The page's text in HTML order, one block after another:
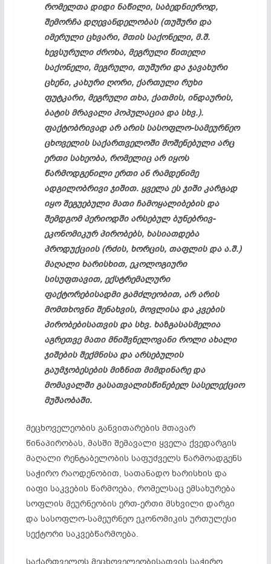
რომელთა დიდი ნაწილი, საბედნიეროდ,
შემორჩა დღევანდელობას (თუშური და
იმერული ცხვარი, მთის საქონელი, მ.შ.
ხევსურული ძროხა, მეგრული წითელი
საქონელი, მეგრული, თუშური და ჯავახური
ცხენი, კახური ღორი, ქართული რუხი
ფუტკარი, მეგრული თხა, ქათმის, ინდაურის,
ბატის მრავალი პოპულაცია და სხვ.).
ფაქტობრივად არ არის სასოფლო-სამეურნეო
ცხოველის საქართველოში მოშენებული არც
ერთი სახეობა, რომელიც არ იყოს
წარმოდგენილი ერთი ან რამდენიმე
ადგილობრივი ჯიშით. ყველა ეს ჯიში კარგად
იყო შეგუებული მათი ჩამოყალიბების და
შემდგომ პერიოდში არსებულ ბუნებრივ-
ეკონომიკურ პირობებს, ხასიათდება
პროდუქციის (რძის, ხორცის, თაფლის და ა.შ.)
მაღალი ხარისხით, ეკოლოგიური
სისუფთავით, ექსტრემალური
ფაქტორებისადმი გამძლეობით, არ არის
მომთხოვნი შენახვის, მოვლისა და კვების
პირობებისათვის და სხვ. ხაზგასასმელია
აგრეთვე მათი მნიშვნელოვანი როლი ახალი
ჯიშების შექმნისა და არსებულის
გაუმჯობესების მიზნით მიმდინარე და
მომავალში გასათვალისწინებელ სასელექციო
მუშაობაში.
მეცხოველეობის განვითარების მთავარ
წინაპირობას, მასში შემავალი ყველა ქვედარგის
მაღალი რენტაბელობის საფუძველს წარმოადგენს
საჭირო რაოდენობით, სათანადო ხარისხის და
იაფი საკვების წარმოება, რომელსაც ემსახურება
სოფლის მეურნეობის ერთ-ერთი მსხვილი დარგი
და სასოფლო-სამეურნეო ეკონომიკის ურთულესი
სექტორი საკვებწარმოება.